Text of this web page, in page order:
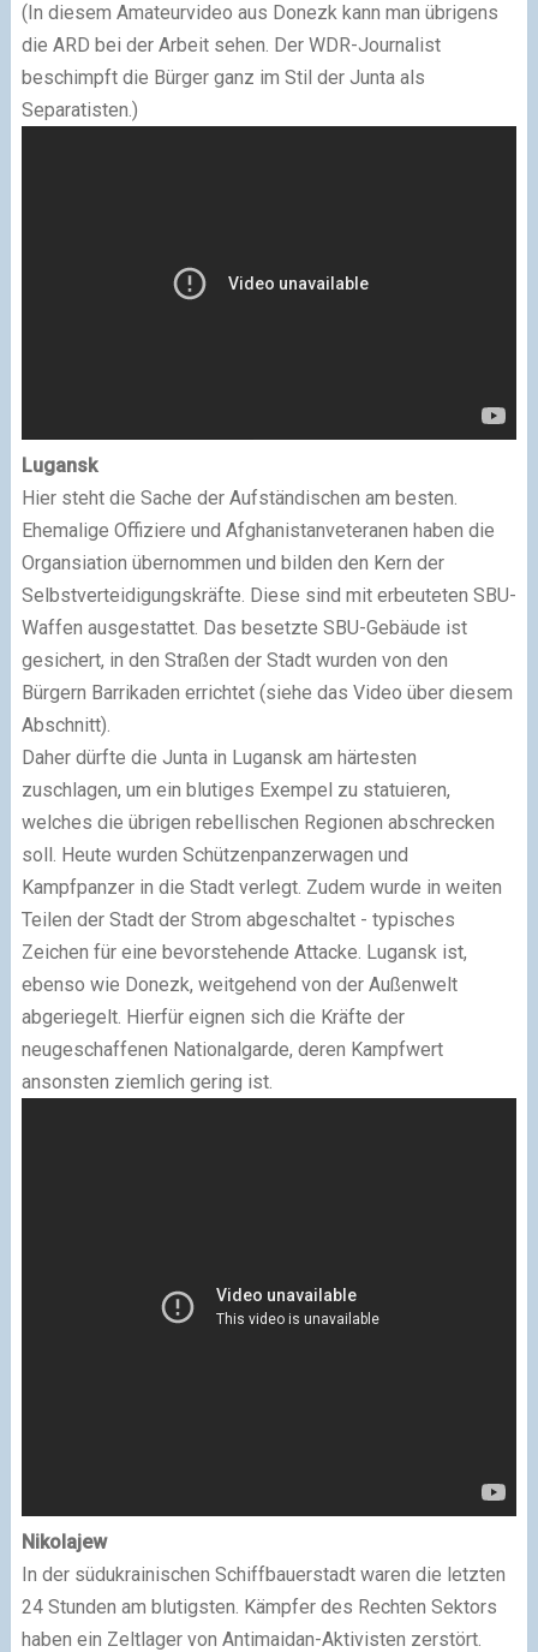
(In diesem Amateurvideo aus Donezk kann man übrigens
die ARD bei der Arbeit sehen. Der WDR-Journalist
beschimpft die Bürger ganz im Stil der Junta als
Separatisten.)
Lugansk
Hier steht die Sache der Aufständischen am besten.
Ehemalige Offiziere und Afghanistanveteranen haben die
Organsiation übernommen und bilden den Kern der
Selbstverteidigungskräfte. Diese sind mit erbeuteten SBU-
Waffen ausgestattet. Das besetzte SBU-Gebäude ist
gesichert, in den Straßen der Stadt wurden von den
Bürgern Barrikaden errichtet (siehe das Video über diesem
Abschnitt).
Daher dürfte die Junta in Lugansk am härtesten
zuschlagen, um ein blutiges Exempel zu statuieren,
welches die übrigen rebellischen Regionen abschrecken
soll. Heute wurden Schützenpanzerwagen und
Kampfpanzer in die Stadt verlegt. Zudem wurde in weiten
Teilen der Stadt der Strom abgeschaltet - typisches
Zeichen für eine bevorstehende Attacke. Lugansk ist,
ebenso wie Donezk, weitgehend von der Außenwelt
abgeriegelt. Hierfür eignen sich die Kräfte der
neugeschaffenen Nationalgarde, deren Kampfwert
ansonsten ziemlich gering ist.
Nikolajew
In der südukrainischen Schiffbauerstadt waren die letzten
24 Stunden am blutigsten. Kämpfer des Rechten Sektors
haben ein Zeltlager von Antimaidan-Aktivisten zerstört.